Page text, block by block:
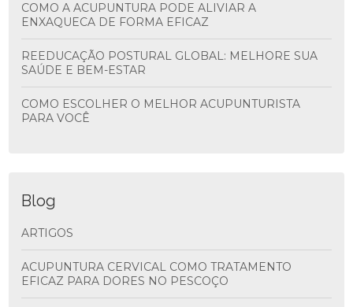
COMO A ACUPUNTURA PODE ALIVIAR A
ENXAQUECA DE FORMA EFICAZ
REEDUCAÇÃO POSTURAL GLOBAL: MELHORE SUA
SAÚDE E BEM-ESTAR
COMO ESCOLHER O MELHOR ACUPUNTURISTA
PARA VOCÊ
Blog
ARTIGOS
ACUPUNTURA CERVICAL COMO TRATAMENTO
EFICAZ PARA DORES NO PESCOÇO